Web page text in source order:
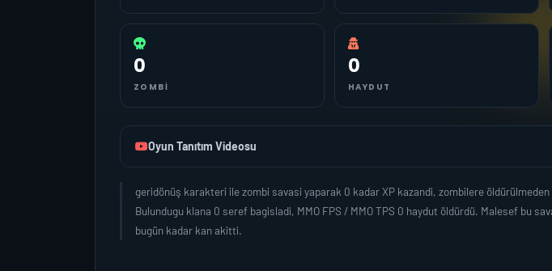
0
ZOMBI
0
HAYDUT
Oyun Tanıtım Videosu
geridönüş karakteri ile zombi savasi yaparak 0 kadar XP kazandi, zombilere
Bulundugu klana 0 seref bagisladi, MMO FPS / MMO TPS 0 haydut öldürdü. Malesef bu
bugün kadar kan akitti.